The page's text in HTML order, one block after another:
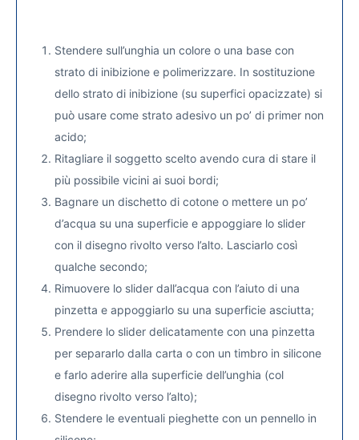
Stendere sull’unghia un colore o una base con
strato di inibizione e polimerizzare. In sostituzione
dello strato di inibizione (su superfici opacizzate) si
può usare come strato adesivo un po’ di primer non
acido;
Ritagliare il soggetto scelto avendo cura di stare il
più possibile vicini ai suoi bordi;
Bagnare un dischetto di cotone o mettere un po’
d’acqua su una superficie e appoggiare lo slider
con il disegno rivolto verso l’alto. Lasciarlo così
qualche secondo;
Rimuovere lo slider dall’acqua con l’aiuto di una
pinzetta e appoggiarlo su una superficie asciutta;
Prendere lo slider delicatamente con una pinzetta
per separarlo dalla carta o con un timbro in silicone
e farlo aderire alla superficie dell’unghia (col
disegno rivolto verso l’alto);
Stendere le eventuali pieghette con un pennello in